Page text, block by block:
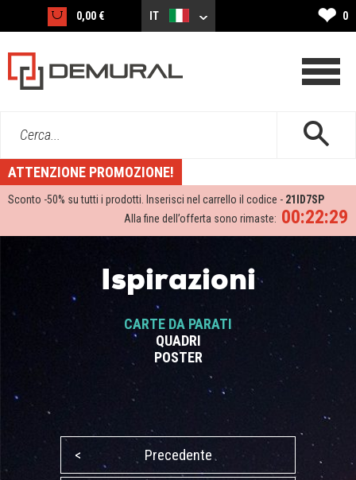
0,00 € IT ❤ 0
Cerca...
ATTENZIONE PROMOZIONE!
Sconto -50% su tutti i prodotti. Inserisci nel carrello il codice - 21ID7SP
00:22:28
Alla fine dell’offerta sono rimaste:
Ispirazioni
CARTE DA PARATI
QUADRI
POSTER
< Precedente